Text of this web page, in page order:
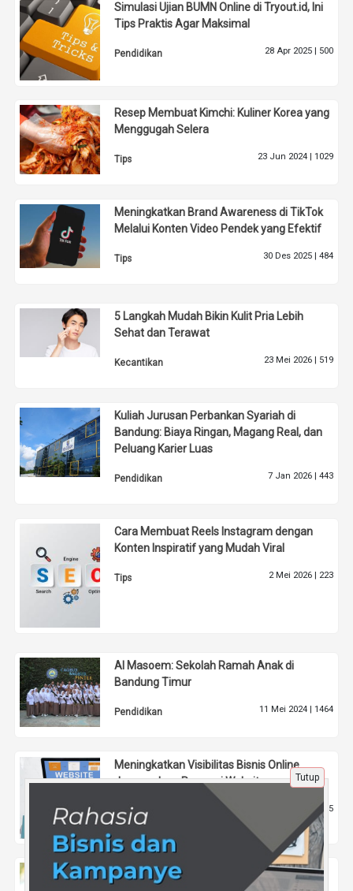
Simulasi Ujian BUMN Online di Tryout.id, Ini
Tips Praktis Agar Maksimal
Pendidikan 28 Apr 2025 | 500
Resep Membuat Kimchi: Kuliner Korea yang
Menggugah Selera
Tips 23 Jun 2024 | 1029
Meningkatkan Brand Awareness di TikTok
Melalui Konten Video Pendek yang Efektif
Tips 30 Des 2025 | 484
5 Langkah Mudah Bikin Kulit Pria Lebih
Sehat dan Terawat
Kecantikan 23 Mei 2026 | 519
Kuliah Jurusan Perbankan Syariah di
Bandung: Biaya Ringan, Magang Real, dan
Peluang Karier Luas
Pendidikan 7 Jan 2026 | 443
Cara Membuat Reels Instagram dengan
Konten Inspiratif yang Mudah Viral
Tips 2 Mei 2026 | 223
Al Masoem: Sekolah Ramah Anak di
Bandung Timur
Pendidikan 11 Mei 2024 | 1464
Meningkatkan Visibilitas Bisnis Online
dengan Jasa Promosi Website
Tips 12 Jan 2026 |435
Pemilihan Vendor Asal-asalan?
Terungkapnya Hubungan Prabowo dengan
Tutup